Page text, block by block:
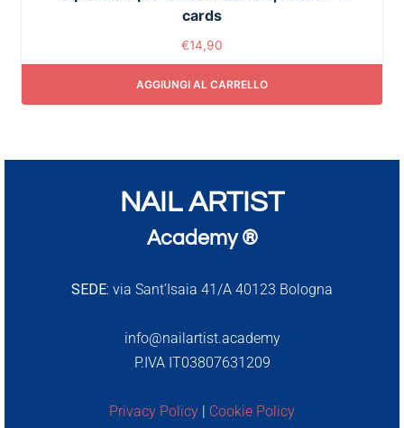
cards
€14,90
AGGIUNGI AL CARRELLO
NAIL ARTIST
Academy ®
SEDE: via Sant’Isaia 41/A 40123 Bologna
info@nailartist.academy
P.IVA IT03807631209
Privacy Policy | Cookie Policy